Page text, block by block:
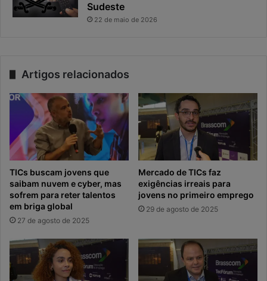
Sudeste
22 de maio de 2026
Artigos relacionados
TICs buscam jovens que
saibam nuvem e cyber, mas
sofrem para reter talentos
em briga global
27 de agosto de 2025
Mercado de TICs faz
exigências irreais para
jovens no primeiro emprego
29 de agosto de 2025